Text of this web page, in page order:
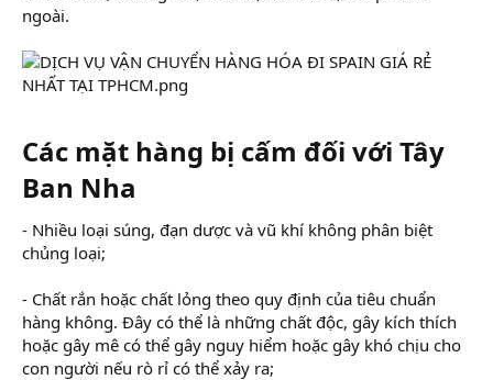
ngoài.
Các mặt hàng bị cấm đối với Tây
Ban Nha
- Nhiều loại súng, đạn dược và vũ khí không phân biệt
chủng loại;
- Chất rắn hoặc chất lỏng theo quy định của tiêu chuẩn
hàng không. Đây có thể là những chất độc, gây kích thích
hoặc gây mê có thể gây nguy hiểm hoặc gây khó chịu cho
con người nếu rò rỉ có thể xảy ra;